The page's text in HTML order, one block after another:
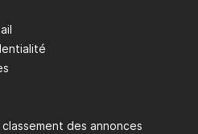
des annonces